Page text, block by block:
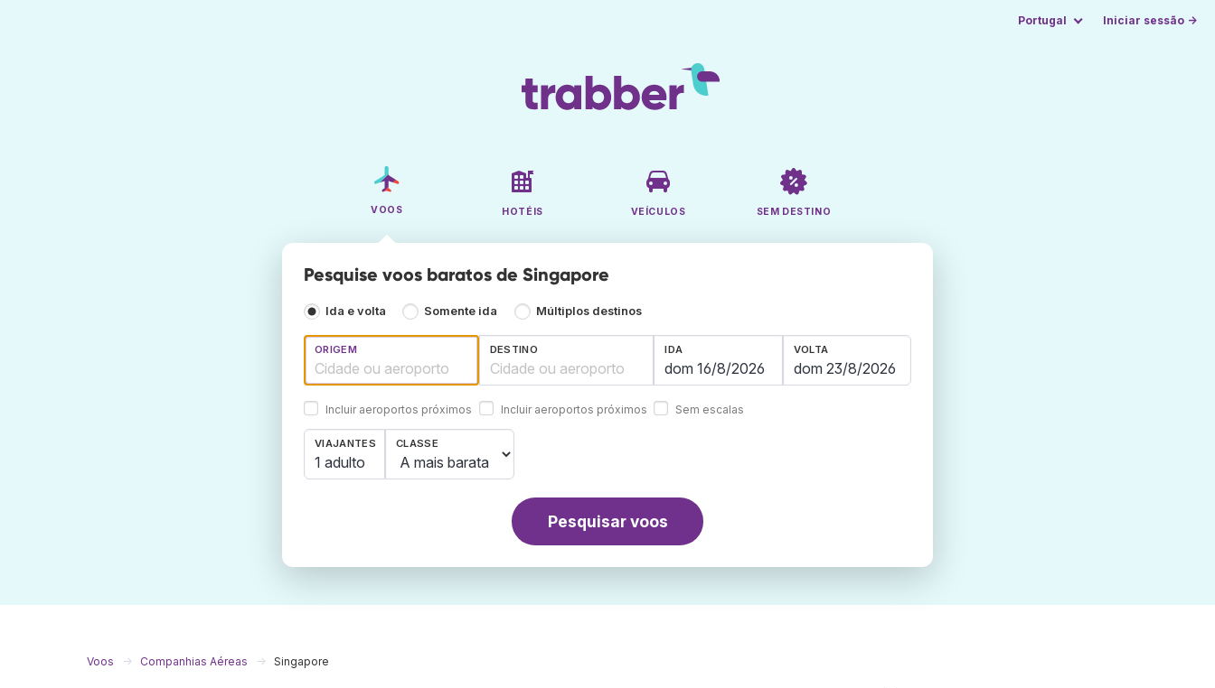
Portugal Iniciar sessão →
VOOS HOTÉIS VEÍCULOS SEM DESTINO
Pesquise voos baratos de Singapore
Ida e volta Somente ida Múltiplos destinos
ORIGEM
Incluir aeroportos próximos
DESTINO
Incluir aeroportos próximos
IDA VOLTA
Sem escalas
VIAJANTES
1 adulto
CLASSE
Pesquisar voos
Voos Companhias Aéreas Singapore